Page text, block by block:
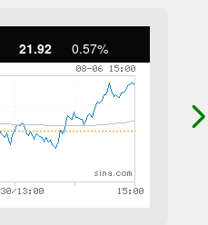
21.92 0.57%